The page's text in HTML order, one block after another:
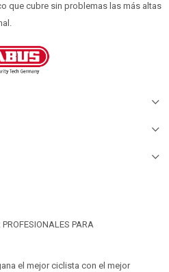
que cubre sin problemas las más altas
PARA
el mejor ciclista con el mejor